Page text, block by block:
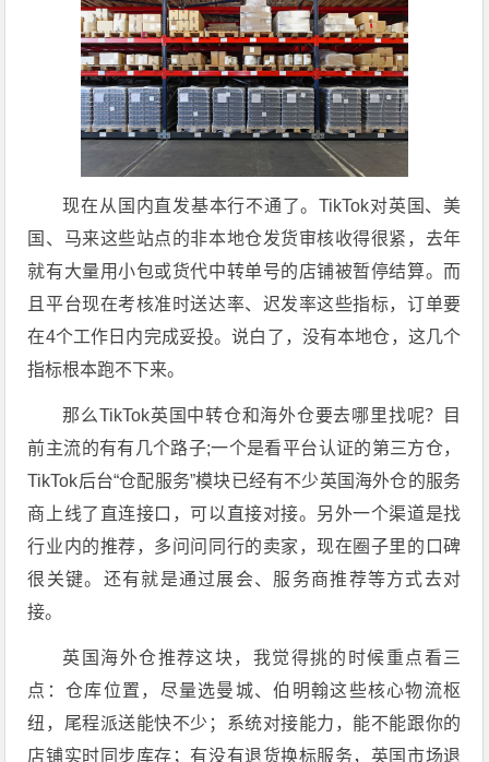
现在从国内直发基本行不通了。TikTok对英国、美
国、马来这些站点的非本地仓发货审核收得很紧，去年
就有大量用小包或货代中转单号的店铺被暂停结算。而
且平台现在考核准时送达率、迟发率这些指标，订单要
在4个工作日内完成妥投。说白了，没有本地仓，这几个
指标根本跑不下来。
那么TikTok英国中转仓和海外仓要去哪里找呢？目
前主流的有有几个路子;一个是看平台认证的第三方仓，
TikTok后台“仓配服务”模块已经有不少英国海外仓的服务
商上线了直连接口，可以直接对接。另外一个渠道是找
行业内的推荐，多问问同行的卖家，现在圈子里的口碑
很关键。还有就是通过展会、服务商推荐等方式去对
接。
英国海外仓推荐这块，我觉得挑的时候重点看三
点：仓库位置，尽量选曼城、伯明翰这些核心物流枢
纽，尾程派送能快不少；系统对接能力，能不能跟你的
店铺实时同步库存；有没有退货换标服务，英国市场退